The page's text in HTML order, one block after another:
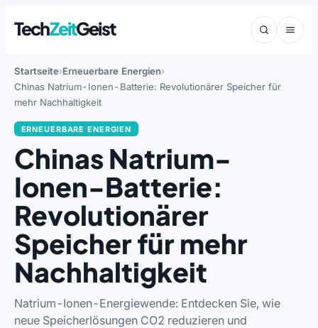
TechZeitGeist
Startseite Erneuerbare Energien
Chinas Natrium-Ionen-Batterie: Revolutionärer Speicher für
mehr Nachhaltigkeit
ERNEUERBARE ENERGIEN
Chinas Natrium-
Ionen-Batterie:
Revolutionärer
Speicher für mehr
Nachhaltigkeit
Natrium-Ionen-Energiewende: Entdecken Sie, wie
neue Speicherlösungen CO2 reduzieren und